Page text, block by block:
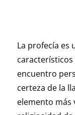
La profecía es
encuentro
certeza de la
elemento más